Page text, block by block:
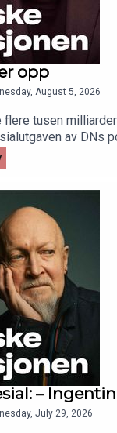
opp
August 5, 2026
flere tusen
av DNs
Ekern og
–
July 29, 2026